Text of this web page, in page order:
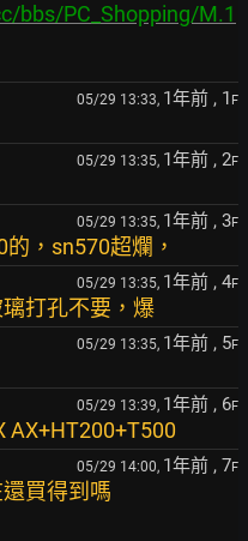
bbs/PC_Shopping/M.1
05/29 13:33, 1年前 , 1 F
05/29 13:35, 1年前 , 2F
05/29 13:35, 1年前 , 3F
，sn570超爛，
05/29 13:35, 1年前 , 4F
打孔不要，爆
05/29 13:35, 1年前 , 5F
05/29 13:39, 1年前 , 6F
AX+HT200+T500
05/29 14:00, 1年前 , 7F
買得到嗎